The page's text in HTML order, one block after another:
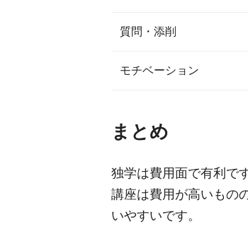
質問・添削
モチベーション
まとめ
独学は費用面で有利で
講座は費用が高いもの
いやすいです。